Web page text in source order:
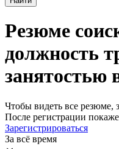
Резюме
должность
занятостью
Чтобы видеть все резюме,
После регистрации
Зарегистрироваться
За всё время